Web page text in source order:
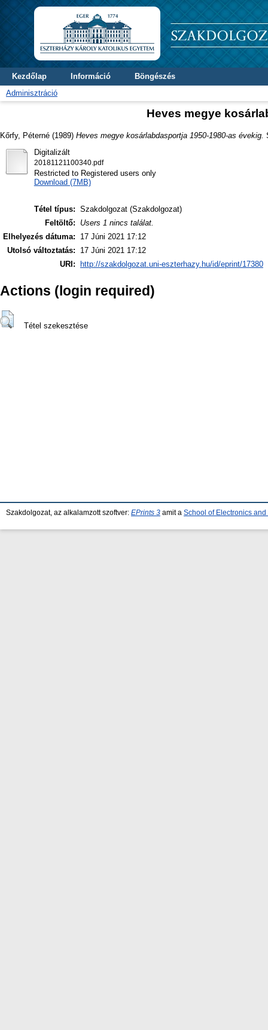
Kezdőlap Információ
Böngészés
Adminisztráció
Heves megye
Kőrfy, Péterné (1989) Heves megye kosárlabdasportja 1950-1980-as évekig.
Digitalizált
20181121100340.pdf
Restricted to Registered users only
Download (7MB)
Tétel típus: Szakdolgozat (Szakdolgozat)
Feltöltő:
Users 1 nincs találat.
Elhelyezés dátuma:
17 Júni 2021 17:12
Utolsó változtatás:
17 Júni 2021 17:12
URI:
http://szakdolgozat.uni-eszterhazy.hu/id/eprint/17380
Actions (login required)
Tétel szekesztése
Szakdolgozat, az alkalamzott szoftver: EPrints 3 amit a School of Electronics